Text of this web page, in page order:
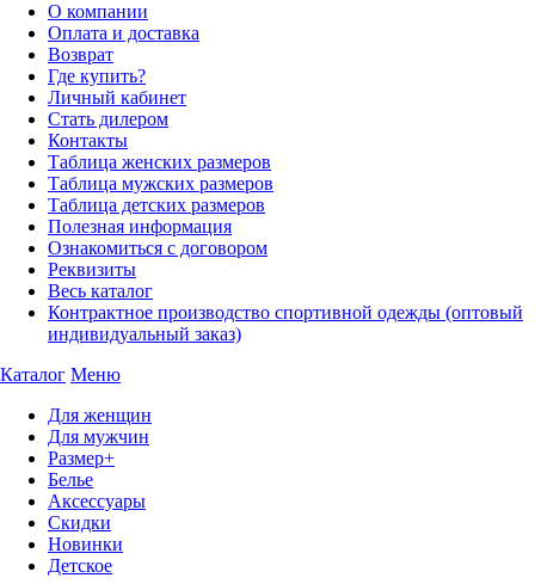
О компании
Оплата и доставка
Возврат
Где купить?
Личный кабинет
Стать дилером
Контакты
Таблица женских размеров
Таблица мужских размеров
Таблица детских размеров
Полезная информация
Ознакомиться с договором
Реквизиты
Весь каталог
Контрактное производство спортивной одежды (оптовый
индивидуальный заказ)
Каталог Меню
Для женщин
Для мужчин
Размер+
Белье
Аксессуары
Скидки
Новинки
Детское